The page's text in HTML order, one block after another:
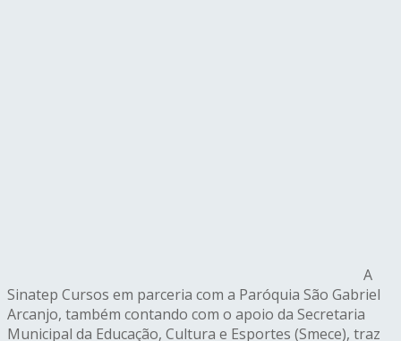
A
Sinatep Cursos em parceria com a Paróquia São Gabriel
Arcanjo, também contando com o apoio da Secretaria
Municipal da Educação, Cultura e Esportes (Smece), traz